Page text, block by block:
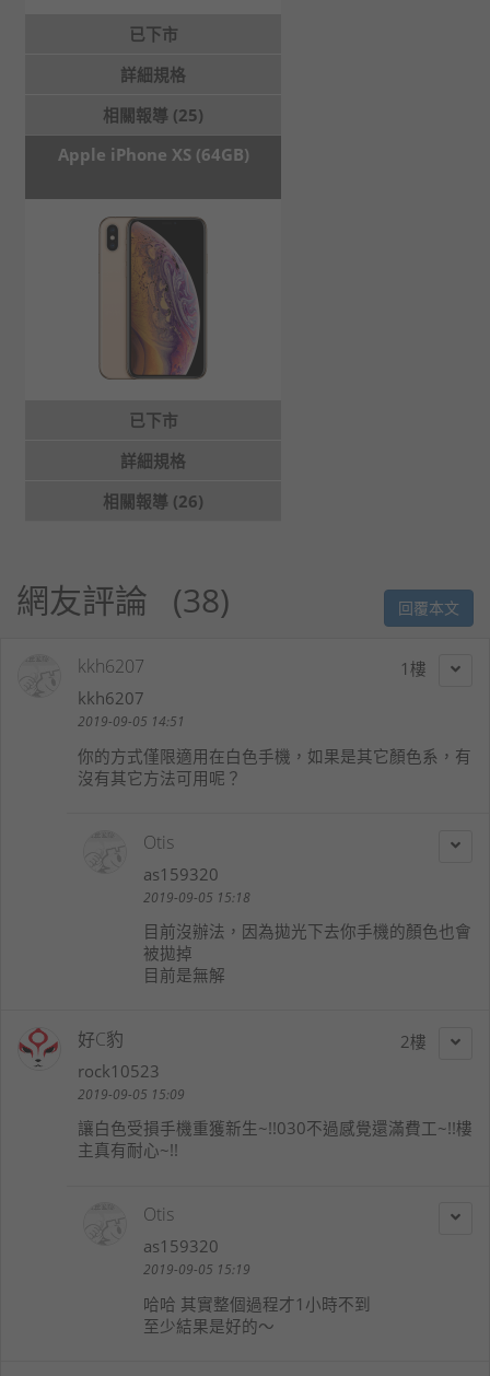
已下市
詳細規格
相關報導 (25)
Apple iPhone XS (64GB)
已下市
詳細規格
相關報導 (26)
網友評論 38 回覆本文
1
kkh6207
kkh6207
2019-09-05 14:51
你的方式僅限適用在白色手機，如果是其它顏色系，有
沒有其它方法可用呢？
Otis
as159320
2019-09-05 15:18
目前沒辦法，因為拋光下去你手機的顏色也會
被拋掉
目前是無解
2
好C豹
rock10523
2019-09-05 15:09
讓白色受損手機重獲新生~!!030不過感覺還滿費工~!!樓
主真有耐心~!!
Otis
as159320
2019-09-05 15:19
哈哈 其實整個過程才1小時不到
至少結果是好的～